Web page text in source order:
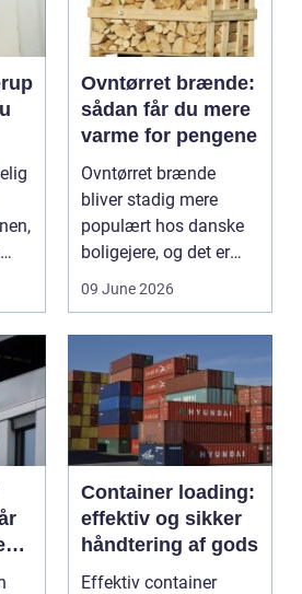
Ovntørret brænde:
sådan får du mere
varme for pengene
Ovntørret brænde
bliver stadig mere
populært hos danske
boligejere, og det er
09 June 2026
Container loading:
effektiv og sikker
håndtering af gods
Effektiv container